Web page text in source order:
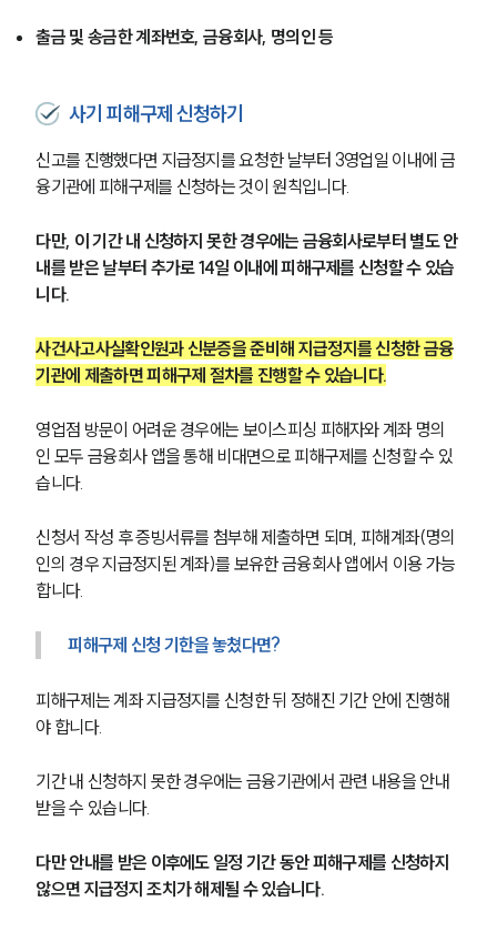
출금 및 송금한 계좌번호, 금융회사, 명의인 등
사기 피해구제 신청하기
신고를 진행했다면 지급정지를 요청한 날부터 3영업일 이내에 금
융기관에 피해구제를 신청하는 것이 원칙입니다.
다만, 이 기간 내 신청하지 못한 경우에는 금융회사로부터 별도 안
내를 받은 날부터 추가로 14일 이내에 피해구제를 신청할 수 있습
니다.
사건사고사실확인원과 신분증을 준비해 지급정지를 신청한 금융
기관에 제출하면 피해구제 절차를 진행할 수 있습니다.
영업점 방문이 어려운 경우에는 보이스피싱 피해자와 계좌 명의
인 모두 금융회사 앱을 통해 비대면으로 피해구제를 신청할 수 있
습니다.
신청서 작성 후 증빙서류를 첨부해 제출하면 되며, 피해계좌(명의
인의 경우 지급정지된 계좌)를 보유한 금융회사 앱에서 이용 가능
합니다.
피해구제 신청 기한을 놓쳤다면?
피해구제는 계좌 지급정지를 신청한 뒤 정해진 기간 안에 진행해
야 합니다.
기간 내 신청하지 못한 경우에는 금융기관에서 관련 내용을 안내
받을 수 있습니다.
다만 안내를 받은 이후에도 일정 기간 동안 피해구제를 신청하지
않으면 지급정지 조치가 해제될 수 있습니다.